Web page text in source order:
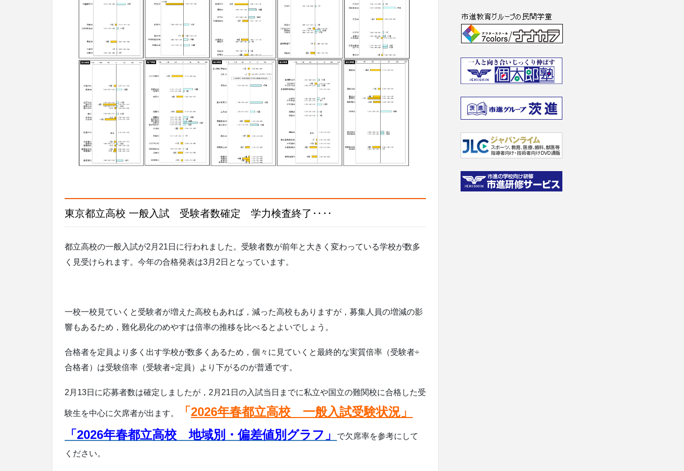
東京都立高校 一般入試 受験者数確定 学力検査終了‥‥
都立高校の一般入試が2月21日に行われました。受験者数が前年と大きく変わっている学校が数多
く見受けられます。今年の合格発表は3月2日となっています。
一校一校見ていくと受験者が増えた高校もあれば，減った高校もありますが，募集人員の増減の影
響もあるため，難化易化のめやすは倍率の推移を比べるとよいでしょう。
合格者を定員より多く出す学校が数多くあるため，個々に見ていくと最終的な実質倍率（受験者÷
合格者）は受験倍率（受験者÷定員）より下がるのが普通です。
2月13日に応募者数は確定しましたが，2月21日の入試当日までに私立や国立の難関校に合格した受
験生を中心に欠席者が出ます。 「 2026年春都立高校 一般入試受験状況」
「2026年春都立高校 地域別・偏差値別グラフ」
で欠席率を参考にして
ください。